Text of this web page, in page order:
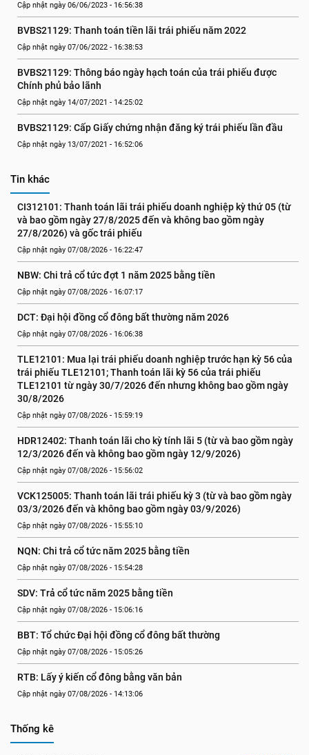
Cập nhật ngày 06/06/2023 - 16:56:38
BVBS21129: Thanh toán tiền lãi trái phiếu năm 2022
Cập nhật ngày 07/06/2022 - 16:38:53
BVBS21129: Thông báo ngày hạch toán của trái phiếu được
Chính phủ bảo lãnh
Cập nhật ngày 14/07/2021 - 14:25:02
BVBS21129: Cấp Giấy chứng nhận đăng ký trái phiếu lần đầu
Cập nhật ngày 13/07/2021 - 16:52:06
Tin khác
CI312101: Thanh toán lãi trái phiếu doanh nghiệp kỳ thứ 05 (từ
và bao gồm ngày 27/8/2025 đến và không bao gồm ngày
27/8/2026) và gốc trái phiếu
Cập nhật ngày 07/08/2026 - 16:22:47
NBW: Chi trả cổ tức đợt 1 năm 2025 bằng tiền
Cập nhật ngày 07/08/2026 - 16:07:17
DCT: Đại hội đồng cổ đông bất thường năm 2026
Cập nhật ngày 07/08/2026 - 16:06:38
TLE12101: Mua lại trái phiếu doanh nghiệp trước hạn kỳ 56 của
trái phiếu TLE12101; Thanh toán lãi kỳ 56 của trái phiếu
TLE12101 từ ngày 30/7/2026 đến nhưng không bao gồm ngày
30/8/2026
Cập nhật ngày 07/08/2026 - 15:59:19
HDR12402: Thanh toán lãi cho kỳ tính lãi 5 (từ và bao gồm ngày
12/3/2026 đến và không bao gồm ngày 12/9/2026)
Cập nhật ngày 07/08/2026 - 15:56:02
VCK125005: Thanh toán lãi trái phiếu kỳ 3 (từ và bao gồm ngày
03/3/2026 đến và không bao gồm ngày 03/9/2026)
Cập nhật ngày 07/08/2026 - 15:55:10
NQN: Chi trả cổ tức năm 2025 bằng tiền
Cập nhật ngày 07/08/2026 - 15:54:28
SDV: Trả cổ tức năm 2025 bằng tiền
Cập nhật ngày 07/08/2026 - 15:06:16
BBT: Tổ chức Đại hội đồng cổ đông bất thường
Cập nhật ngày 07/08/2026 - 15:05:26
RTB: Lấy ý kiến cổ đông bằng văn bản
Cập nhật ngày 07/08/2026 - 14:13:06
Thống kê